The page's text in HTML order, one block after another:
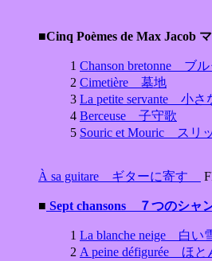
■Cinq Poèmes de Max Jacob
1 Chanson bretonne ブ
2 Cimetière 墓地
3 La petite servante 小さ
4 Berceuse 子守歌
5 Souric et Mouric スリ
À sa guitare ギターに寄す
■ Sept chansons ７つのシャ
1 La blanche neige 白い
2 A peine défigurée ほ